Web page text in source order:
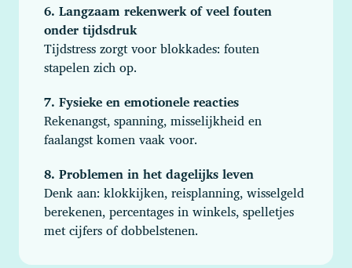
6. Langzaam rekenwerk of veel fouten
onder tijdsdruk
Tijdstress zorgt voor blokkades: fouten
stapelen zich op.
7. Fysieke en emotionele reacties
Rekenangst, spanning, misselijkheid en
faalangst komen vaak voor.
8. Problemen in het dagelijks leven
Denk aan: klokkijken, reisplanning, wisselgeld
berekenen, percentages in winkels, spelletjes
met cijfers of dobbelstenen.